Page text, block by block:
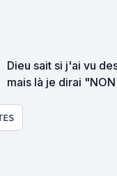
Dieu sait si j'ai vu
mais là je dirai